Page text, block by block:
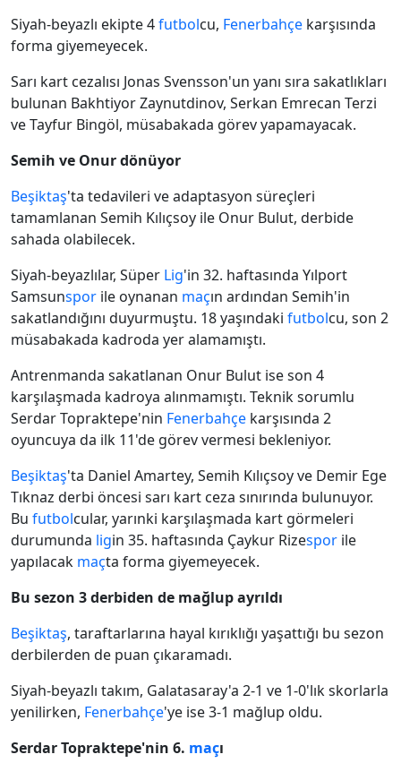
Siyah-beyazlı ekipte 4futbolcu, Fenerbahçe karşısında
forma giyemeyecek.
Sarı kart cezalısı Jonas Svensson'un yanı sıra sakatlıkları
bulunan Bakhtiyor Zaynutdinov, Serkan Emrecan Terzi
ve Tayfur Bingöl, müsabakada görev yapamayacak.
Semih ve Onur dönüyor
Beşiktaş'ta tedavileri ve adaptasyon süreçleri
tamamlanan Semih Kılıçsoy ile Onur Bulut, derbide
sahada olabilecek.
Siyah-beyazlılar, Süper Lig'in 32. haftasında Yılport
Samsunspor ile oynanan maçın ardından Semih'in
sakatlandığını duyurmuştu. 18 yaşındaki futbolcu, son 2
müsabakada kadroda yer alamamıştı.
Antrenmanda sakatlanan Onur Bulut ise son 4
karşılaşmada kadroya alınmamıştı. Teknik sorumlu
Serdar Topraktepe'nin Fenerbahçe karşısında 2
oyuncuya da ilk 11'de görev vermesi bekleniyor.
Beşiktaş'ta Daniel Amartey, Semih Kılıçsoy ve Demir Ege
Tıknaz derbi öncesi sarı kart ceza sınırında bulunuyor.
Bu futbolcular, yarınki karşılaşmada kart görmeleri
durumunda ligin 35. haftasında Çaykur Rizespor ile
yapılacak maçta forma giyemeyecek.
Bu sezon 3 derbiden de mağlup ayrıldı
Beşiktaş, taraftarlarına hayal kırıklığı yaşattığı bu sezon
derbilerden de puan çıkaramadı.
Siyah-beyazlı takım, Galatasaray'a 2-1 ve 1-0'lık skorlarla
yenilirken, Fenerbahçe'ye ise 3-1 mağlup oldu.
Serdar Topraktepe'nin 6. maçı